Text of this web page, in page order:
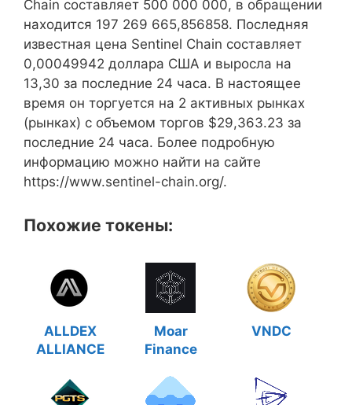
Chain составляет 500 000 000, в обращении
находится 197 269 665,856858. Последняя
известная цена Sentinel Chain составляет
0,00049942 доллара США и выросла на
13,30 за последние 24 часа. В настоящее
время он торгуется на 2 активных рынках
(рынках) с объемом торгов $29,363.23 за
последние 24 часа. Более подробную
информацию можно найти на сайте
https://www.sentinel-chain.org/.
Похожие токены:
ALLDEX
ALLIANCE
Moar
Finance
VNDC